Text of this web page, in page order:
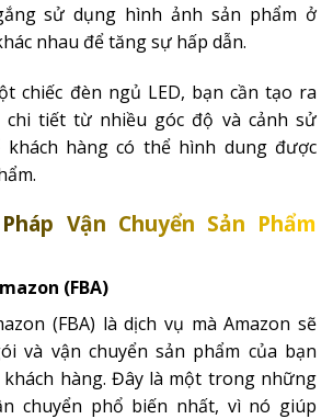
sử dụng hình ảnh sản phẩm ở
nhau để tăng sự hấp dẫn.
chiếc đèn ngủ LED, bạn cần tạo ra
tiết từ nhiều góc độ và cảnh sử
hàng có thể hình dung được
Vận Chuyển Sản Phẩm
(FBA)
(FBA) là dịch vụ mà Amazon sẽ
và vận chuyển sản phẩm của bạn
hàng. Đây là một trong những
chuyển phổ biến nhất, vì nó giúp